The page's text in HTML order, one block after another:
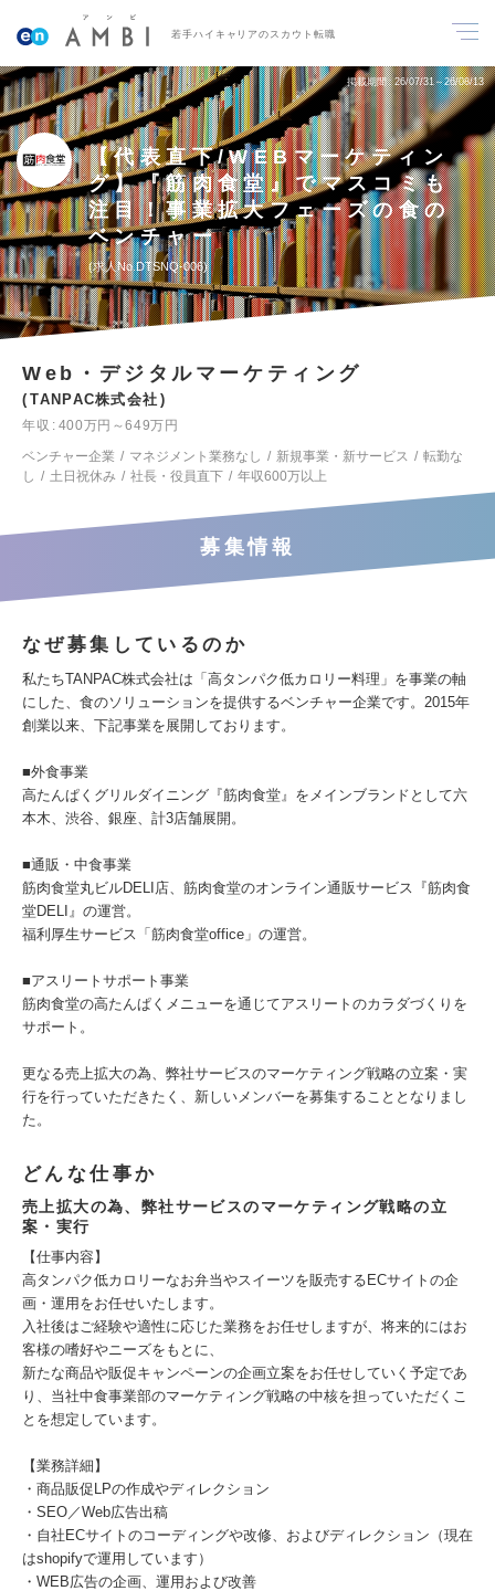
若手ハイキャリアのスカウト転職
掲載期間 26/07/31～26/08/13
【代表直下/WEBマーケティン
グ】『筋肉食堂』でマスコミも
注目！事業拡大フェーズの食の
ベンチャー
求人No.DTSNQ-006
Web・デジタルマーケティング
TANPAC株式会社
年収
400万円～649万円
ベンチャー企業
マネジメント業務なし 新規事業・新サービス
転勤な
し
土日祝休み 社長・役員直下 年収600万以上
募集情報
なぜ募集しているのか
私たちTANPAC株式会社は「高タンパク低カロリー料理」を事業の軸
にした、食のソリューションを提供するベンチャー企業です。2015年
創業以来、下記事業を展開しております。
■外食事業
高たんぱくグリルダイニング『筋肉食堂』をメインブランドとして六
本木、渋谷、銀座、計3店舗展開。
■通販・中食事業
筋肉食堂丸ビルDELI店、筋肉食堂のオンライン通販サービス『筋肉食
堂DELI』の運営。
福利厚生サービス「筋肉食堂office」の運営。
■アスリートサポート事業
筋肉食堂の高たんぱくメニューを通じてアスリートのカラダづくりを
サポート。
更なる売上拡大の為、弊社サービスのマーケティング戦略の立案・実
行を行っていただきたく、新しいメンバーを募集することとなりまし
た。
どんな仕事か
売上拡大の為、弊社サービスのマーケティング戦略の立
案・実行
【仕事内容】
高タンパク低カロリーなお弁当やスイーツを販売するECサイトの企
画・運用をお任せいたします。
入社後はご経験や適性に応じた業務をお任せしますが、将来的にはお
客様の嗜好やニーズをもとに、
新たな商品や販促キャンペーンの企画立案をお任せしていく予定であ
り、当社中食事業部のマーケティング戦略の中核を担っていただくこ
とを想定しています。
【業務詳細】
・商品販促LPの作成やディレクション
・SEO／Web広告出稿
・自社ECサイトのコーディングや改修、およびディレクション（現在
はshopifyで運用しています）
・WEB広告の企画、運用および改善